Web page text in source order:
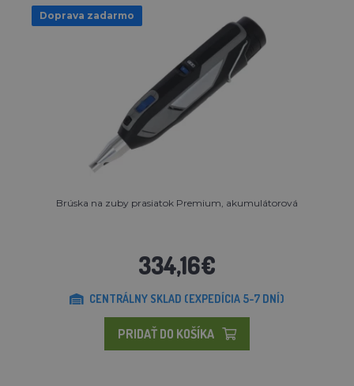
Doprava zadarmo
Brúska na zuby prasiatok Premium, akumulátorová
334,16€
CENTRÁLNY SKLAD (EXPEDÍCIA 5-7 DNÍ)
PRIDAŤ DO KOŠÍKA